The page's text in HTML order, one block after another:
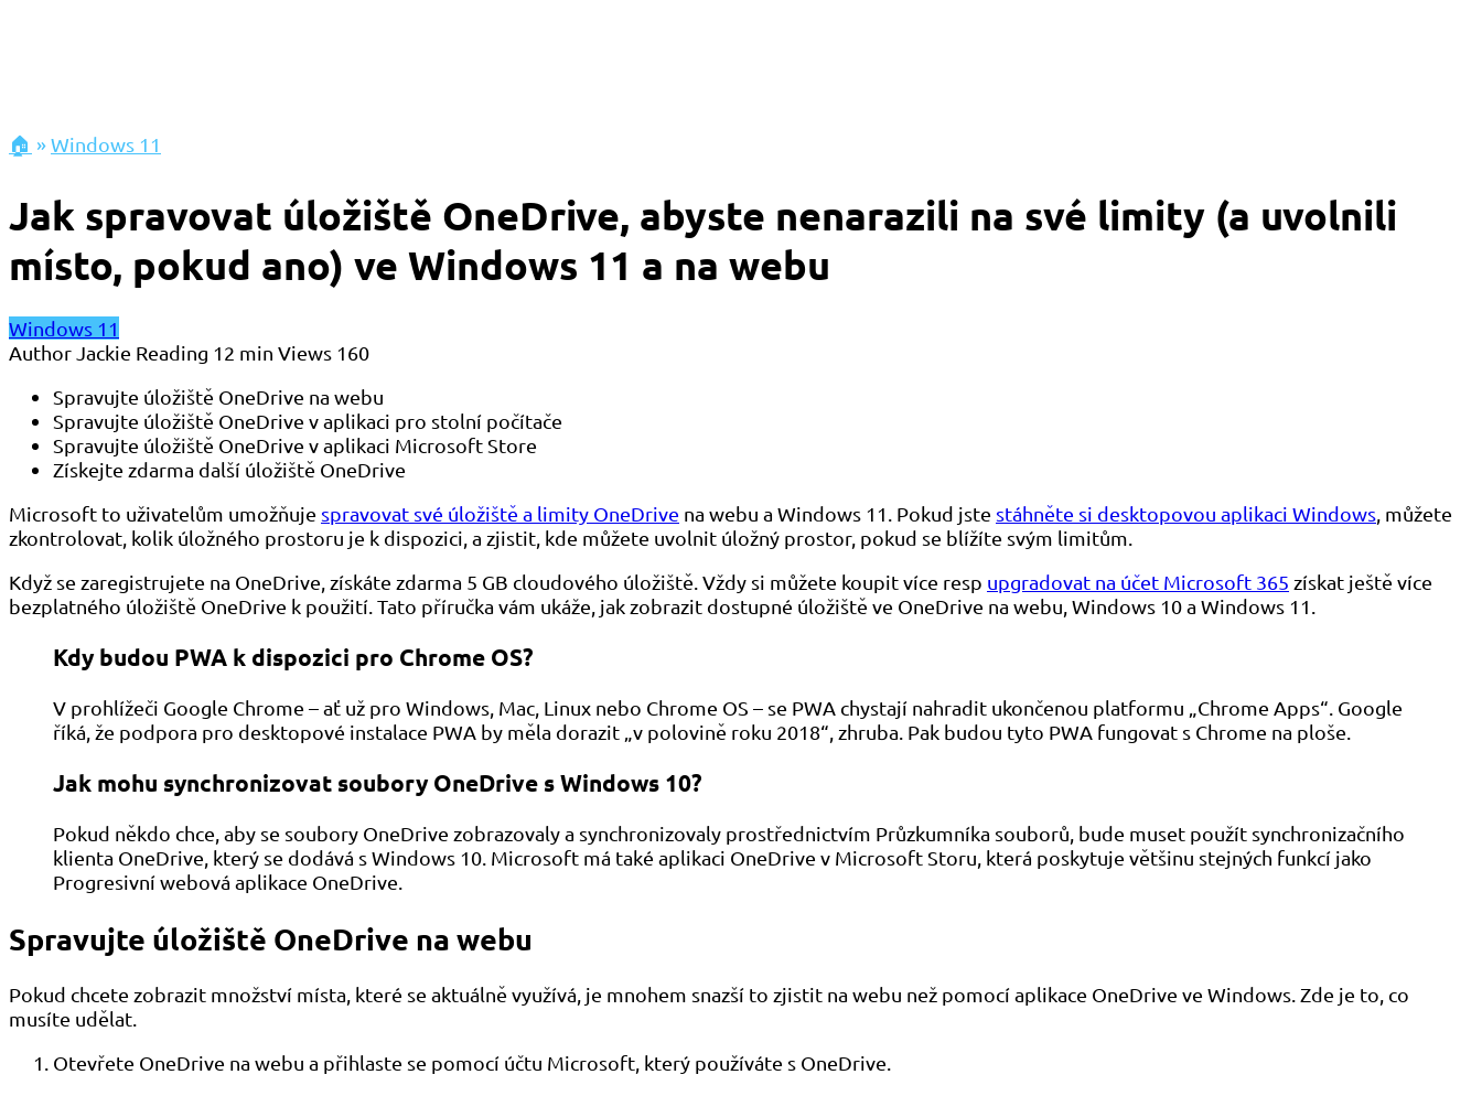
🏠 »Windows 11
Jak spravovat úložiště OneDrive, abyste nenarazili na své limity (a uvolnili
místo, pokud ano) ve Windows 11 a na webu
Windows 11
AuthorJackie Reading 12 min Views 160
Spravujte úložiště OneDrive na webu
Spravujte úložiště OneDrive v aplikaci pro stolní počítače
Spravujte úložiště OneDrive v aplikaci Microsoft Store
Získejte zdarma další úložiště OneDrive
Microsoft to uživatelům umožňuje spravovat své úložiště a limity OneDrive na webu a Windows 11. Pokud jste stáhněte si desktopovou aplikaci Windows, můžete
zkontrolovat, kolik úložného prostoru je k dispozici, a zjistit, kde můžete uvolnit úložný prostor, pokud se blížíte svým limitům.
Když se zaregistrujete na OneDrive, získáte zdarma 5 GB cloudového úložiště. Vždy si můžete koupit více resp upgradovat na účet Microsoft 365 získat ještě více
bezplatného úložiště OneDrive k použití. Tato příručka vám ukáže, jak zobrazit dostupné úložiště ve OneDrive na webu, Windows 10 a Windows 11.
Kdy budou PWA k dispozici pro Chrome OS?
V prohlížeči Google Chrome – ať už pro Windows, Mac, Linux nebo Chrome OS – se PWA chystají nahradit ukončenou platformu „Chrome Apps“. Google
říká, že podpora pro desktopové instalace PWA by měla dorazit „v polovině roku 2018“, zhruba. Pak budou tyto PWA fungovat s Chrome na ploše.
Jak mohu synchronizovat soubory OneDrive s Windows 10?
Pokud někdo chce, aby se soubory OneDrive zobrazovaly a synchronizovaly prostřednictvím Průzkumníka souborů, bude muset použít synchronizačního
klienta OneDrive, který se dodává s Windows 10. Microsoft má také aplikaci OneDrive v Microsoft Storu, která poskytuje většinu stejných funkcí jako
Progresivní webová aplikace OneDrive.
Spravujte úložiště OneDrive na webu
Pokud chcete zobrazit množství místa, které se aktuálně využívá, je mnohem snazší to zjistit na webu než pomocí aplikace OneDrive ve Windows. Zde je to, co
musíte udělat.
Otevřete OneDrive na webu a přihlaste se pomocí účtu Microsoft, který používáte s OneDrive.